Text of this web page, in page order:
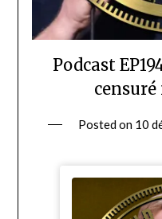
Podcast
Posted on 10